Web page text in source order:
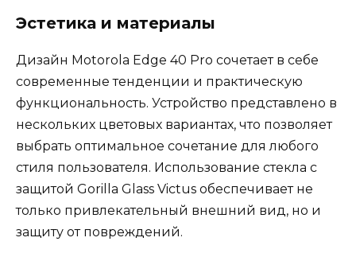
Эстетика и материалы
Дизайн Motorola Edge 40 Pro сочетает в себе
современные тенденции и практическую
функциональность. Устройство представлено в
нескольких цветовых вариантах, что позволяет
выбрать оптимальное сочетание для любого
стиля пользователя. Использование стекла с
защитой Gorilla Glass Victus обеспечивает не
только привлекательный внешний вид, но и
защиту от повреждений.